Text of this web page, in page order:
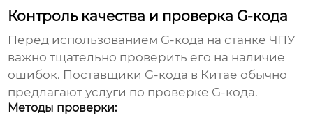
Контроль качества и проверка G-кода
Перед использованием G-кода на станке ЧПУ
важно тщательно проверить его на наличие
ошибок. Поставщики G-кода в Китае обычно
предлагают услуги по проверке G-кода.
Методы проверки: